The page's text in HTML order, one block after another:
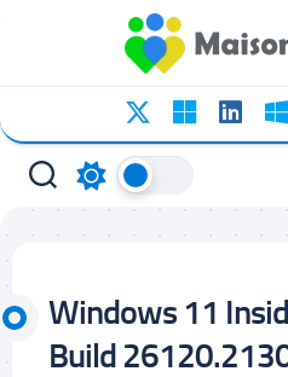
conteúdo
Windows 11
Build